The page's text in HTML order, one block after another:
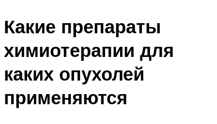
Какие препараты
химиотерапии для
каких опухолей
применяются